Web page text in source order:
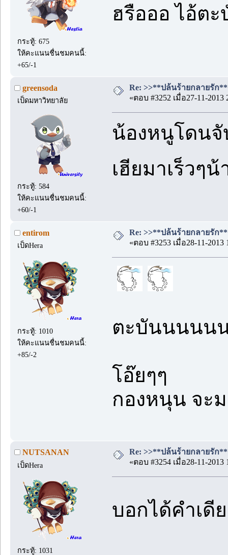
กระทู้: 675
ให้คะแนนชื่นชมคนนี้:
+65/-1
ฮรือออ ไอ้ต
greensoda
เป็ดมหาวิทยาลัย
กระทู้: 584
ให้คะแนนชื่นชมคนนี้:
+60/-1
Re: >>**ปล้นร้ายกลายรัก
«ตอบ #3252 เมื่อ27-11-2013
น้องหนูโดนจั
เฮียมาเร็วๆ
entirom
เป็ดHera
กระทู้: 1010
ให้คะแนนชื่นชมคนนี้:
+85/-2
Re: >>**ปล้นร้ายกลายรัก
«ตอบ #3253 เมื่อ28-11-2013
ตะบันนนนน
โอ๊ยๆๆ
กองหนุน จะ
NUTSANAN
เป็ดHera
กระทู้: 1031
Re: >>**ปล้นร้ายกลายรัก
«ตอบ #3254 เมื่อ28-11-2013
บอกได้คำเดี